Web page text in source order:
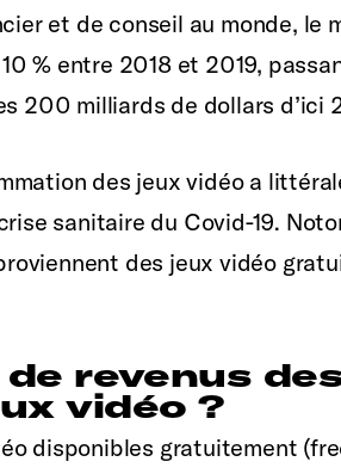
et de conseil au monde, le
% entre 2018 et 2019,
200 milliards de dollars d’ici
des jeux vidéo a
sanitaire du Covid-19.
des jeux vidéo
revenus
vidéo ?
disponibles gratuitement